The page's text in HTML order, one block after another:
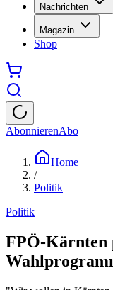
Nachrichten
Magazin
Shop
AbonnierenAbo
Home
/
Politik
Politik
FPÖ-Kärnten